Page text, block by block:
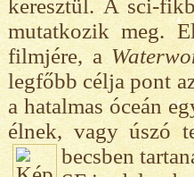
keresztül. A sci-
mutatkozik meg.
filmjére, a
legfőbb célja pont
a hatalmas óceán
élnek, vagy úszó
becsben